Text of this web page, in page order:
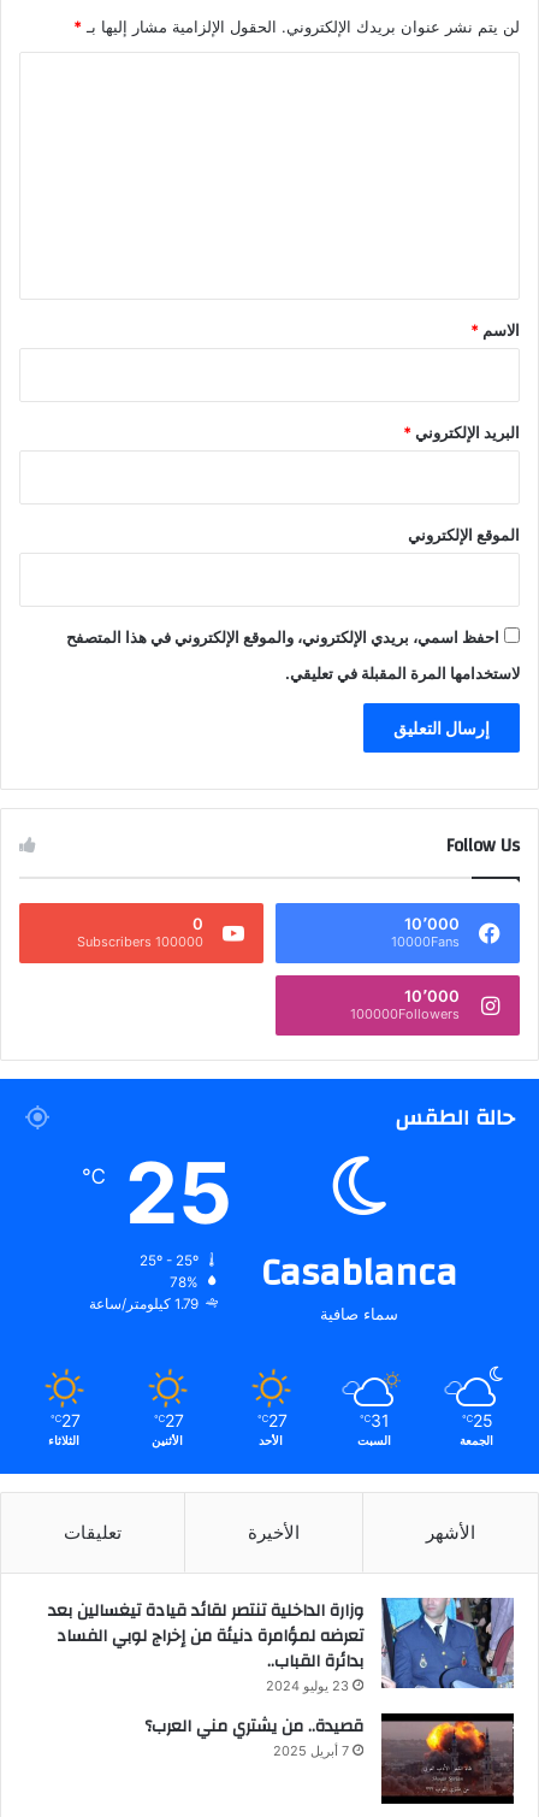
لن يتم نشر عنوان بريدك الإلكتروني. الحقول الإلزامية مشار إليها بـ*
*
الاسم *
البريد الإلكتروني*
الموقع الإلكتروني
احفظ اسمي، بريدي الإلكتروني، والموقع الإلكتروني في هذا المتصفح
لاستخدامها المرة المقبلة في تعليقي.
Follow Us
10٬000
10000Fans
0
100000 Subscribers
10٬000
100000Followers
حالة الطقس
Casablanca
سماء صافية
25
℃
78%
1.79 كيلومتر/ساعة
25
℃
الجمعة
31
℃
السبت
27
℃
الأحد
27
℃
الأثنين
27
℃
الثلاثاء
الأشهر الأخيرة تعليقات
وزارة الداخلية تنتصر لقائد قيادة تيغسالين بعد
تعرضه لمؤامرة دنيئة من إخراج لوبي الفساد
بدائرة القباب..
23 يوليو 2024
قصيدة.. من يشتري مني العرب؟
7 أبريل 2025